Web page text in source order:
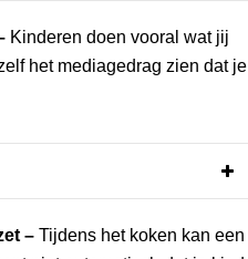
Kinderen doen vooral wat jij
het mediagedrag zien dat je
– Tijdens het koken kan een